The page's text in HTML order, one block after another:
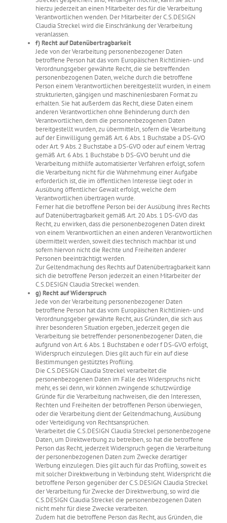
hierzu jederzeit an einen Mitarbeiter des für die Verarbeitung
Verantwortlichen wenden. Der Mitarbeiter der C.S.DESIGN
Claudia Streckel wird die Einschränkung der Verarbeitung
veranlassen.
f) Recht auf Datenübertragbarkeit
Jede von der Verarbeitung personenbezogener Daten
betroffene Person hat das vom Europäischen Richtlinien- und
Verordnungsgeber gewährte Recht, die sie betreffenden
personenbezogenen Daten, welche durch die betroffene
Person einem Verantwortlichen bereitgestellt wurden, in einem
strukturierten, gängigen und maschinenlesbaren Format zu
erhalten. Sie hat außerdem das Recht, diese Daten einem
anderen Verantwortlichen ohne Behinderung durch den
Verantwortlichen, dem die personenbezogenen Daten
bereitgestellt wurden, zu übermitteln, sofern die Verarbeitung
auf der Einwilligung gemäß Art. 6 Abs. 1 Buchstabe a DS-GVO
oder Art. 9 Abs. 2 Buchstabe a DS-GVO oder auf einem Vertrag
gemäß Art. 6 Abs. 1 Buchstabe b DS-GVO beruht und die
Verarbeitung mithilfe automatisierter Verfahren erfolgt, sofern
die Verarbeitung nicht für die Wahrnehmung einer Aufgabe
erforderlich ist, die im öffentlichen Interesse liegt oder in
Ausübung öffentlicher Gewalt erfolgt, welche dem
Verantwortlichen übertragen wurde.
Ferner hat die betroffene Person bei der Ausübung ihres Rechts
auf Datenübertragbarkeit gemäß Art. 20 Abs. 1 DS-GVO das
Recht, zu erwirken, dass die personenbezogenen Daten direkt
von einem Verantwortlichen an einen anderen Verantwortlichen
übermittelt werden, soweit dies technisch machbar ist und
sofern hiervon nicht die Rechte und Freiheiten anderer
Personen beeinträchtigt werden.
Zur Geltendmachung des Rechts auf Datenübertragbarkeit kann
sich die betroffene Person jederzeit an einen Mitarbeiter der
C.S.DESIGN Claudia Streckel wenden.
g) Recht auf Widerspruch
Jede von der Verarbeitung personenbezogener Daten
betroffene Person hat das vom Europäischen Richtlinien- und
Verordnungsgeber gewährte Recht, aus Gründen, die sich aus
ihrer besonderen Situation ergeben, jederzeit gegen die
Verarbeitung sie betreffender personenbezogener Daten, die
aufgrund von Art. 6 Abs. 1 Buchstaben e oder f DS-GVO erfolgt,
Widerspruch einzulegen. Dies gilt auch für ein auf diese
Bestimmungen gestütztes Profiling.
Die C.S.DESIGN Claudia Streckel verarbeitet die
personenbezogenen Daten im Falle des Widerspruchs nicht
mehr, es sei denn, wir können zwingende schutzwürdige
Gründe für die Verarbeitung nachweisen, die den Interessen,
Rechten und Freiheiten der betroffenen Person überwiegen,
oder die Verarbeitung dient der Geltendmachung, Ausübung
oder Verteidigung von Rechtsansprüchen.
Verarbeitet die C.S.DESIGN Claudia Streckel personenbezogene
Daten, um Direktwerbung zu betreiben, so hat die betroffene
Person das Recht, jederzeit Widerspruch gegen die Verarbeitung
der personenbezogenen Daten zum Zwecke derartiger
Werbung einzulegen. Dies gilt auch für das Profiling, soweit es
mit solcher Direktwerbung in Verbindung steht. Widerspricht die
betroffene Person gegenüber der C.S.DESIGN Claudia Streckel
der Verarbeitung für Zwecke der Direktwerbung, so wird die
C.S.DESIGN Claudia Streckel die personenbezogenen Daten
nicht mehr für diese Zwecke verarbeiten.
Zudem hat die betroffene Person das Recht, aus Gründen, die